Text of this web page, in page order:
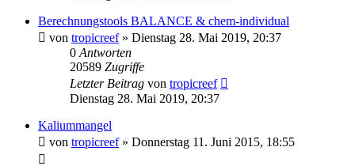
Berechnungstools BALANCE & chem-individual
von tropicreef» Dienstag 28. Mai 2019, 20:37
0 Antworten
20589 Zugriffe
Letzter Beitrag von tropicreef
Dienstag 28. Mai 2019, 20:37
Kaliummangel
von tropicreef» Donnerstag 11. Juni 2015, 18:55